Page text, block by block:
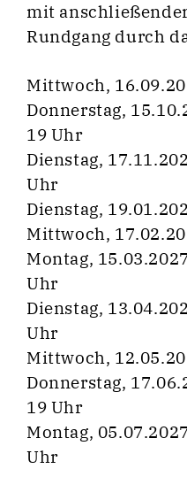
mit
Rundgang durch
Mittwoch,
Donnerstag,
19 Uhr
Dienstag,
Uhr
Dienstag,
Mittwoch,
Montag,
Uhr
Dienstag,
Uhr
Mittwoch,
Donnerstag,
19 Uhr
Montag,
Uhr